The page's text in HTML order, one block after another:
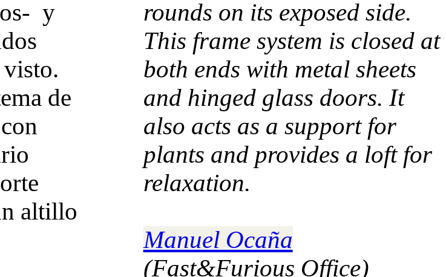
y
de
altillo
rounds on its exposed side.
This frame system is closed at
both ends with metal sheets
and hinged glass doors. It
also acts as a support for
plants and provides a loft for
relaxation.
Manuel Ocaña
(Fast&Furious Office)